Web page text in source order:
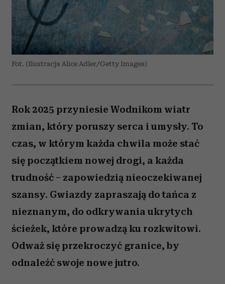
Fot. (Ilustracja Alice Adler/Getty Images)
Rok 2025 przyniesie Wodnikom wiatr
zmian, który poruszy serca i umysły. To
czas, w którym każda chwila może stać
się początkiem nowej drogi, a każda
trudność – zapowiedzią nieoczekiwanej
szansy. Gwiazdy zapraszają do tańca z
nieznanym, do odkrywania ukrytych
ścieżek, które prowadzą ku rozkwitowi.
Odważ się przekroczyć granice, by
odnaleźć swoje nowe jutro.